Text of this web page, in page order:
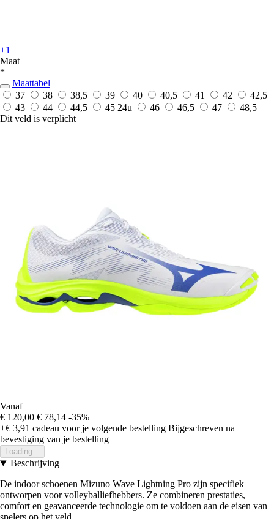
+1
Maat
*
Maattabel
37
38 38,5 39 40 40,5 41 42
42,5
43
44 44,5 45 24u 46 46,5 47
48,5
Dit veld is verplicht
Vanaf
€ 120,00 € 78,14 -35%
+€ 3,91 cadeau voor je volgende bestelling Bijgeschreven na
bevestiging van je bestelling
Loading...
Beschrijving
De indoor schoenen Mizuno Wave Lightning Pro zijn specifiek
ontworpen voor volleyballiefhebbers. Ze combineren prestaties,
comfort en geavanceerde technologie om te voldoen aan de eisen van